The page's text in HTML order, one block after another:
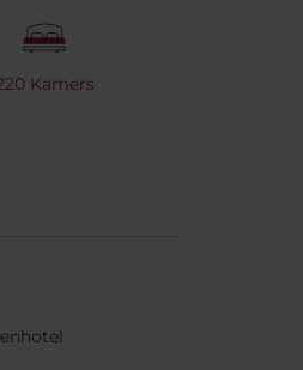
Kamers